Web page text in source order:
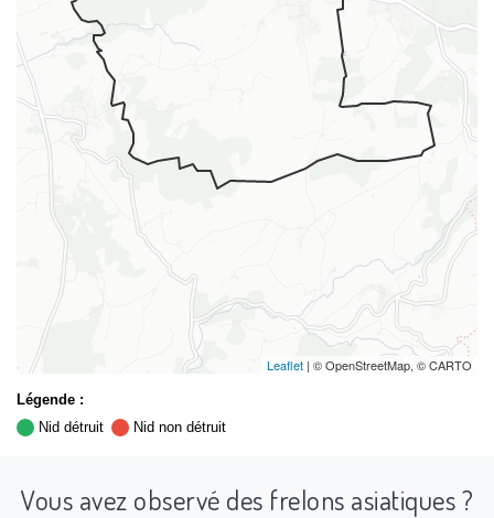
Leaflet | © OpenStreetMap, © CARTO
Légende :
Nid détruit
Nid non détruit
Vous avez observé des frelons asiatiques ?